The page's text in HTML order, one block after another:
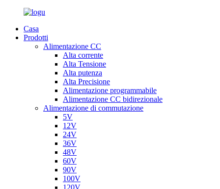
Casa
Prodotti
Alimentazione CC
Alta corrente
Alta Tensione
Alta putenza
Alta Precisione
Alimentazione programmabile
Alimentazione CC bidirezionale
Alimentazione di commutazione
5V
12V
24V
36V
48V
60V
90V
100V
120V